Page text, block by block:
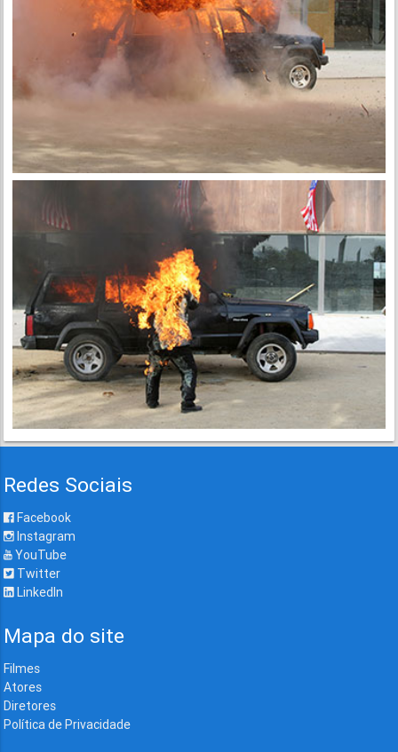
Redes Sociais
Facebook
Instagram
YouTube
Twitter
LinkedIn
Mapa do site
Filmes
Atores
Diretores
Política de Privacidade